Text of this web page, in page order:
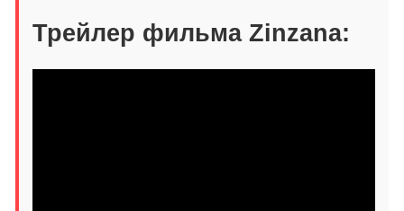
Трейлер фильма Zinzana: